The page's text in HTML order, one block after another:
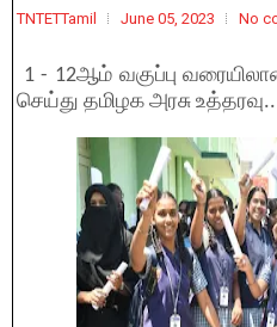
TNTETTamil June 05, 2023 No
1 - 12ஆம் வகுப்பு
செய்து தமிழக அரசு